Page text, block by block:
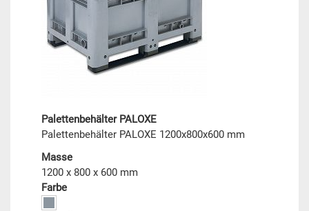
Palettenbehälter PALOXE
Palettenbehälter PALOXE 1200x800x600 mm
Masse
1200 x 800 x 600 mm
Farbe